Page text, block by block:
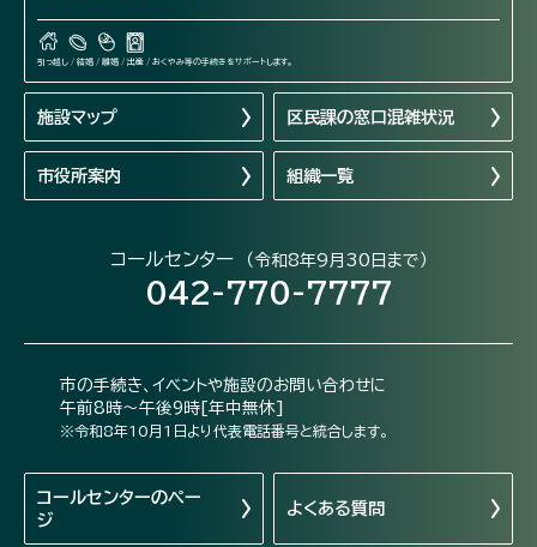
引っ越し / 結婚 / 離婚 / 出産 / おくやみ等の手続きをサポートします。
施設マップ 区民課の窓口混雑状況
市役所案内 組織一覧
コールセンター （令和8年9月30日まで）
042-770-7777
市の手続き、イベントや施設のお問い合わせに
午前8時～午後9時[年中無休]
※令和8年10月1日より代表電話番号と統合します。
コールセンターのペー
ジ
よくある質問